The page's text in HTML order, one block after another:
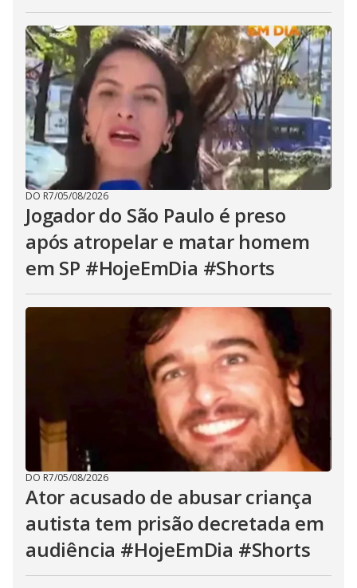
DO R7/05/08/2026
Jogador do São Paulo é preso
após atropelar e matar homem
em SP #HojeEmDia #Shorts
DO R7/05/08/2026
Ator acusado de abusar criança
autista tem prisão decretada em
audiência #HojeEmDia #Shorts